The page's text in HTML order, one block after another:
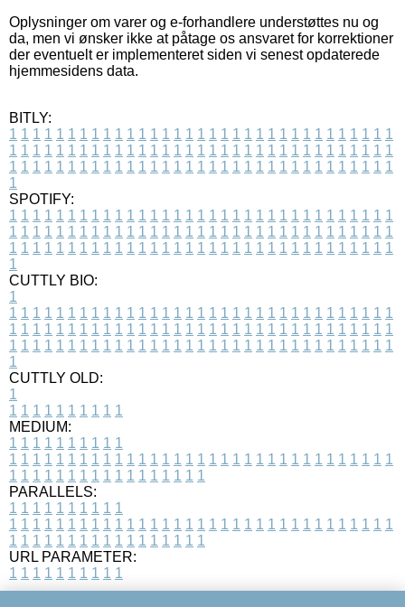
Oplysninger om varer og e-forhandlere understøttes nu og
da, men vi ønsker ikke at påtage os ansvaret for korrektioner
der eventuelt er implementeret siden vi senest opdaterede
hjemmesidens data.
BITLY:
1 1 1 1 1 1 1 1 1 1 1 1 1 1 1 1 1 1 1 1 1 1 1 1 1 1 1 1 1 1 1 1 1
1 1 1 1 1 1 1 1 1 1 1 1 1 1 1 1 1 1 1 1 1 1 1 1 1 1 1 1 1 1 1 1 1
1 1 1 1 1 1 1 1 1 1 1 1 1 1 1 1 1 1 1 1 1 1 1 1 1 1 1 1 1 1 1 1 1
1
SPOTIFY:
1 1 1 1 1 1 1 1 1 1 1 1 1 1 1 1 1 1 1 1 1 1 1 1 1 1 1 1 1 1 1 1 1
1 1 1 1 1 1 1 1 1 1 1 1 1 1 1 1 1 1 1 1 1 1 1 1 1 1 1 1 1 1 1 1 1
1 1 1 1 1 1 1 1 1 1 1 1 1 1 1 1 1 1 1 1 1 1 1 1 1 1 1 1 1 1 1 1 1
1
CUTTLY BIO:
1
1 1 1 1 1 1 1 1 1 1 1 1 1 1 1 1 1 1 1 1 1 1 1 1 1 1 1 1 1 1 1 1 1
1 1 1 1 1 1 1 1 1 1 1 1 1 1 1 1 1 1 1 1 1 1 1 1 1 1 1 1 1 1 1 1 1
1 1 1 1 1 1 1 1 1 1 1 1 1 1 1 1 1 1 1 1 1 1 1 1 1 1 1 1 1 1 1 1 1
1
CUTTLY OLD:
1
1 1 1 1 1 1 1 1 1 1
MEDIUM:
1 1 1 1 1 1 1 1 1 1
1 1 1 1 1 1 1 1 1 1 1 1 1 1 1 1 1 1 1 1 1 1 1 1 1 1 1 1 1 1 1 1 1
1 1 1 1 1 1 1 1 1 1 1 1 1 1 1 1 1
PARALLELS:
1 1 1 1 1 1 1 1 1 1
1 1 1 1 1 1 1 1 1 1 1 1 1 1 1 1 1 1 1 1 1 1 1 1 1 1 1 1 1 1 1 1 1
1 1 1 1 1 1 1 1 1 1 1 1 1 1 1 1 1
URL PARAMETER:
1 1 1 1 1 1 1 1 1 1